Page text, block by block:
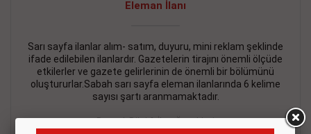
Eleman İlanı
Sarı sayfa ilanlar alım- satım, duyuru, mini reklam şeklinde
ifade edilebilen ilanlardır. Gazetelerin tirajını önemli ölçüde
etkilerler ve gazete gelirlerinin de önemli bir bölümünü
oluştururlar.Sabah sarı sayfa eleman ilanlarında 6 kelime
sayısı şartı aranmamaktadır.
Detaylı Bilgi & İlan Örnekleri